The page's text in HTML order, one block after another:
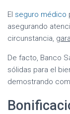
El seguro médico
asegurando
circunstancia,
De facto, Banco
sólidas para el
demostrando